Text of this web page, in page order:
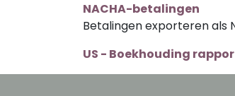
NACHA-betalingen
Betalingen exporteren als
US - Boekhouding